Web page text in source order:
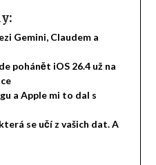
Gemini, Claudem a
pohánět iOS 26.4 už na
a Apple mi to dal s
se učí z vašich dat. A